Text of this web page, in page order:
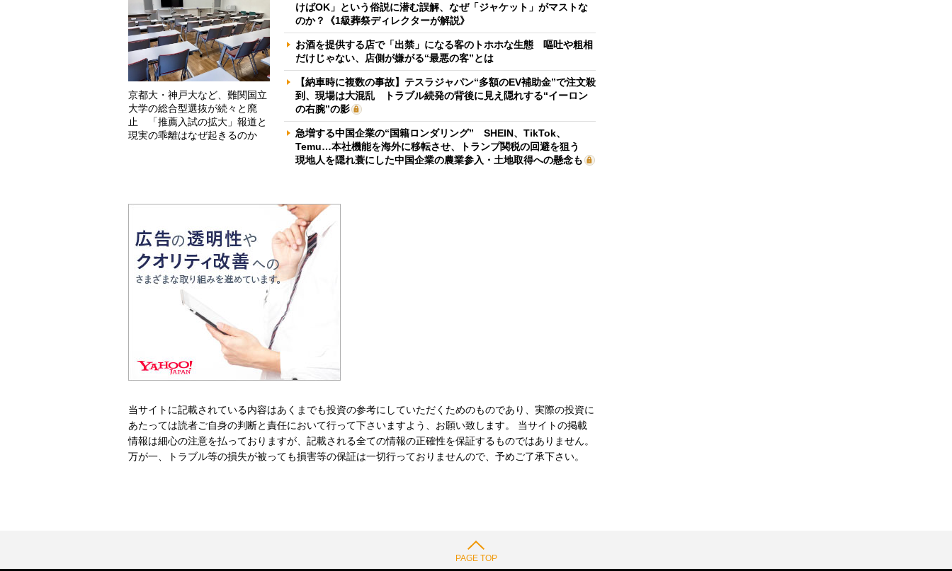
京都大・神戸大など、難関国立
大学の総合型選抜が続々と廃
止 「推薦入試の拡大」報道と
現実の乖離はなぜ起きるのか
けばOK」という俗説に潜む誤解、なぜ「ジャケット」がマストな
のか？《1級葬祭ディレクターが解説》
お酒を提供する店で「出禁」になる客のトホホな生態 嘔吐や粗相
だけじゃない、店側が嫌がる“最悪の客”とは
【納車時に複数の事故】テスラジャパン“多額のEV補助金”で注文殺
到、現場は大混乱 トラブル続発の背後に見え隠れする“イーロン
の右腕”の影
急増する中国企業の“国籍ロンダリング” SHEIN、TikTok、
Temu…本社機能を海外に移転させ、トランプ関税の回避を狙う
現地人を隠れ蓑にした中国企業の農業参入・土地取得への懸念も
当サイトに記載されている内容はあくまでも投資の参考にしていただくためのものであり、実際の投資に
あたっては読者ご自身の判断と責任において行って下さいますよう、お願い致します。 当サイトの掲載
情報は細心の注意を払っておりますが、記載される全ての情報の正確性を保証するものではありません。
万が一、トラブル等の損失が被っても損害等の保証は一切行っておりませんので、予めご了承下さい。
PAGE TOP